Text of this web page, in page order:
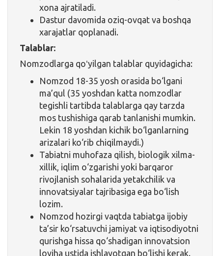
xona ajratiladi.
Dastur davomida oziq-ovqat va boshqa
xarajatlar qoplanadi.
Talablar:
Nomzodlarga qoʻyilgan talablar quyidagicha:
Nomzod 18-35 yosh orasida bo‘lgani
ma’qul (35 yoshdan katta nomzodlar
tegishli tartibda talablarga qay tarzda
mos tushishiga qarab tanlanishi mumkin.
Lekin 18 yoshdan kichik bo‘lganlarning
arizalari ko‘rib chiqilmaydi.)
Tabiatni muhofaza qilish, biologik xilma-
xillik, iqlim o‘zgarishi yoki barqaror
rivojlanish sohalarida yetakchilik va
innovatsiyalar tajribasiga ega bo‘lish
lozim.
Nomzod hozirgi vaqtda tabiatga ijobiy
ta’sir ko‘rsatuvchi jamiyat va iqtisodiyotni
qurishga hissa qo‘shadigan innovatsion
loyiha ustida ishlayotgan bo‘lishi kerak.